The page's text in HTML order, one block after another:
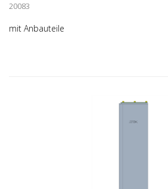
20083
mit Anbauteile